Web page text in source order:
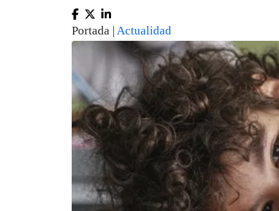
Portada |Actualidad